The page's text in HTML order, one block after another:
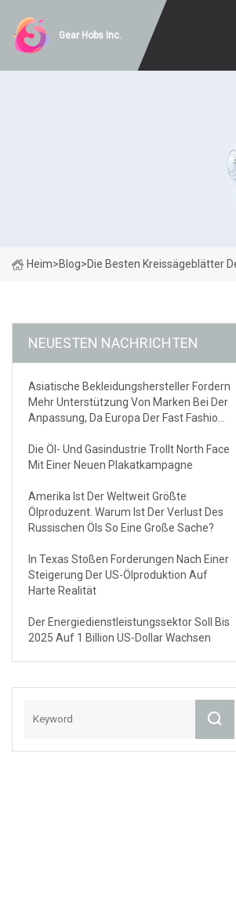
Gear Hobs Inc.
Heim>Blog>Die Besten Kreissägeblätter
NEUESTEN NACHRICHTEN
Asiatische Bekleidungshersteller Fordern
Mehr Unterstützung Von Marken Bei Der
Anpassung, Da Europa Der Fast Fashion
Die Öl- Und Gasindustrie Trollt North Face
Mit Einer Neuen Plakatkampagne
Amerika Ist Der Weltweit Größte
Ölproduzent. Warum Ist Der Verlust Des
Russischen Öls So Eine Große Sache?
In Texas Stoßen Forderungen Nach Einer
Steigerung Der US-Ölproduktion Auf
Harte Realität
Der Energiedienstleistungssektor Soll Bis
2025 Auf 1 Billion US-Dollar Wachsen